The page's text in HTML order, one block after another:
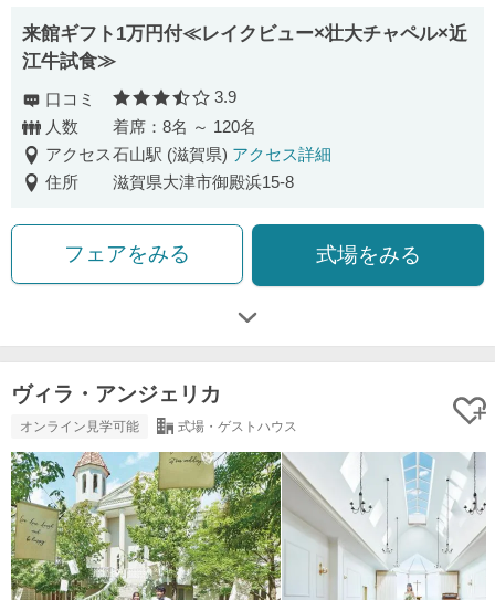
来館ギフト1万円付≪レイクビュー×壮大チャペル×近
江牛試食≫
口コミ 口コミ評価
3.9
人数
着席：8名 ～ 120名
アクセス石山駅 (滋賀県) アクセス詳細
住所
滋賀県大津市御殿浜15-8
フェアをみる 式場をみる
ヴィラ・アンジェリカ
オンライン見学可能 式場・ゲストハウス